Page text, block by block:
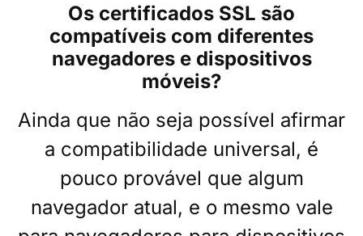
Os certificados SSL são
compatíveis com diferentes
navegadores e dispositivos
móveis?
Ainda que não seja possível afirmar
a compatibilidade universal, é
pouco provável que algum
navegador atual, e o mesmo vale